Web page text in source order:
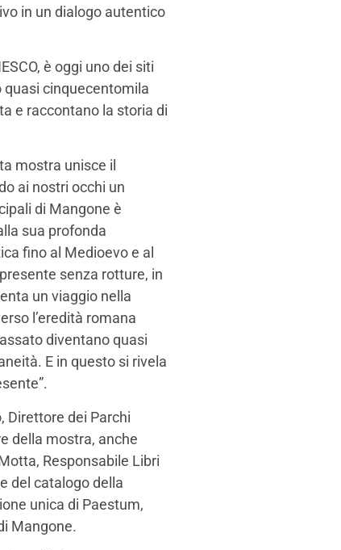
in un dialogo autentico
è oggi uno dei siti
quasi cinquecentomila
e raccontano la storia di
mostra unisce il
ai nostri occhi un
di Mangone è
sua profonda
fino al Medioevo e al
senza rotture, in
un viaggio nella
l’eredità romana
diventano quasi
E in questo si rivela
Direttore dei Parchi
della mostra, anche
Responsabile Libri
del catalogo della
unica di Paestum,
Mangone.